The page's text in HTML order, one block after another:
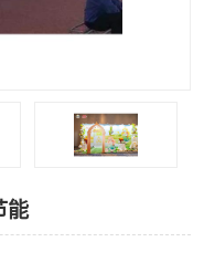
能
写真制作